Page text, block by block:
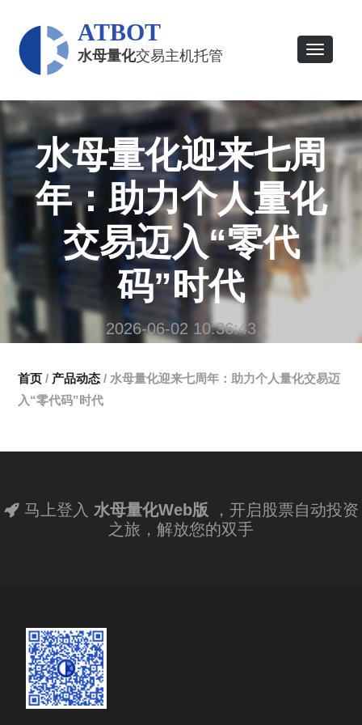
Toggle
ATBOT
水母量化交易主机托管
水母量化迎来七周
年：助力个人量化
交易迈入“零代
码”时代
2026-06-02 10:36:43
首页 / 产品动态 / 水母量化迎来七周年：助力个人量化交易迈
入“零代码”时代
马上登入 水母量化Web版 ，开启股票自动投资
之旅，解放您的双手